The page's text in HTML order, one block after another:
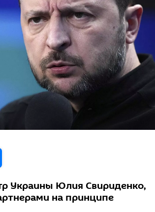
Украины Юлия Свириденко,
на принципе